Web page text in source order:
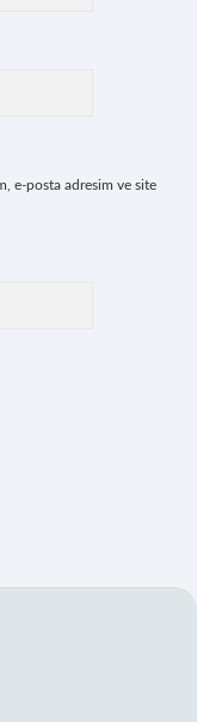
e-posta adresim ve site